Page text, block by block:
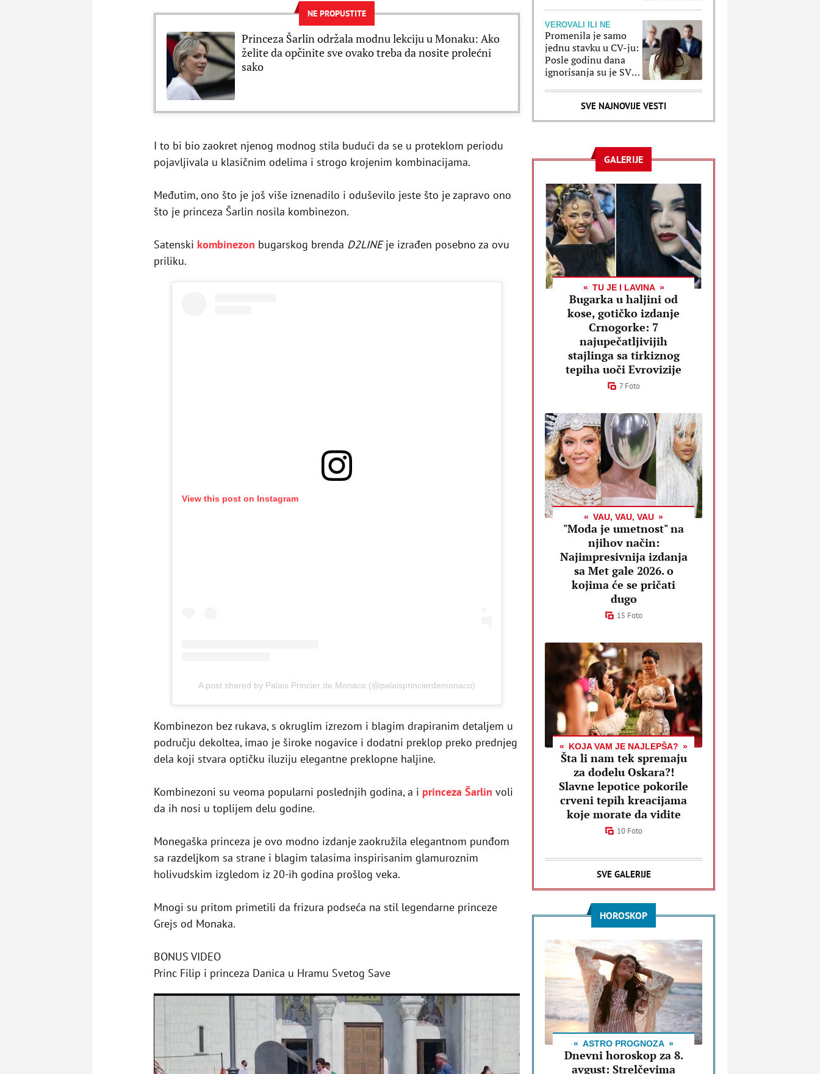
NE PROPUSTITE
Princeza Šarlin održala modnu lekciju u Monaku: Ako
želite da opčinite sve ovako treba da nosite prolećni
sako
I to bi bio zaokret njenog modnog stila budući da se u proteklom periodu
pojavljivala u klasičnim odelima i strogo krojenim kombinacijama.
Međutim, ono što je još više iznenadilo i oduševilo jeste što je zapravo ono
što je princeza Šarlin nosila kombinezon.
Satenski kombinezon bugarskog brenda D2LINEje izrađen posebno za ovu
priliku.
View this post on Instagram
A post shared by Palais Princier de Monaco (@palaisprincierdemonaco)
Kombinezon bez rukava, s okruglim izrezom i blagim drapiranim detaljem u
području dekoltea, imao je široke nogavice i dodatni preklop preko prednjeg
dela koji stvara optičku iluziju elegantne preklopne haljine.
Kombinezoni su veoma popularni poslednjih godina, a i princeza Šarlin voli
da ih nosi u toplijem delu godine.
Monegaška princeza je ovo modno izdanje zaokružila elegantnom punđom
sa razdeljkom sa strane i blagim talasima inspirisanim glamuroznim
holivudskim izgledom iz 20-ih godina prošlog veka.
Mnogi su pritom primetili da frizura podseća na stil legendarne princeze
Grejs od Monaka.
BONUS VIDEO
Princ Filip i princeza Danica u Hramu Svetog Save
VEROVALI ILI NE
Promenila je samo
jednu stavku u CV-ju:
Posle godinu dana
ignorisanja su je SVI
poražavajući
SVE NAJNOVIJE VESTI
GALERIJE
TU JE I LAVINA
Bugarka u haljini od
kose, gotičko izdanje
Crnogorke: 7
najupečatljivijih
stajlinga sa tirkiznog
tepiha uoči Evrovizije
7 Foto
VAU, VAU, VAU
"Moda je umetnost" na
njihov način:
Najimpresivnija izdanja
sa Met gale 2026. o
kojima će se pričati
dugo
15 Foto
KOJA VAM JE NAJLEPŠA?
Šta li nam tek spremaju
za dodelu Oskara?!
Slavne lepotice pokorile
crveni tepih kreacijama
koje morate da vidite
10 Foto
SVE GALERIJE
HOROSKOP
ASTRO PROGNOZA
Dnevni horoskop za 8.
avgust: Strelčevima